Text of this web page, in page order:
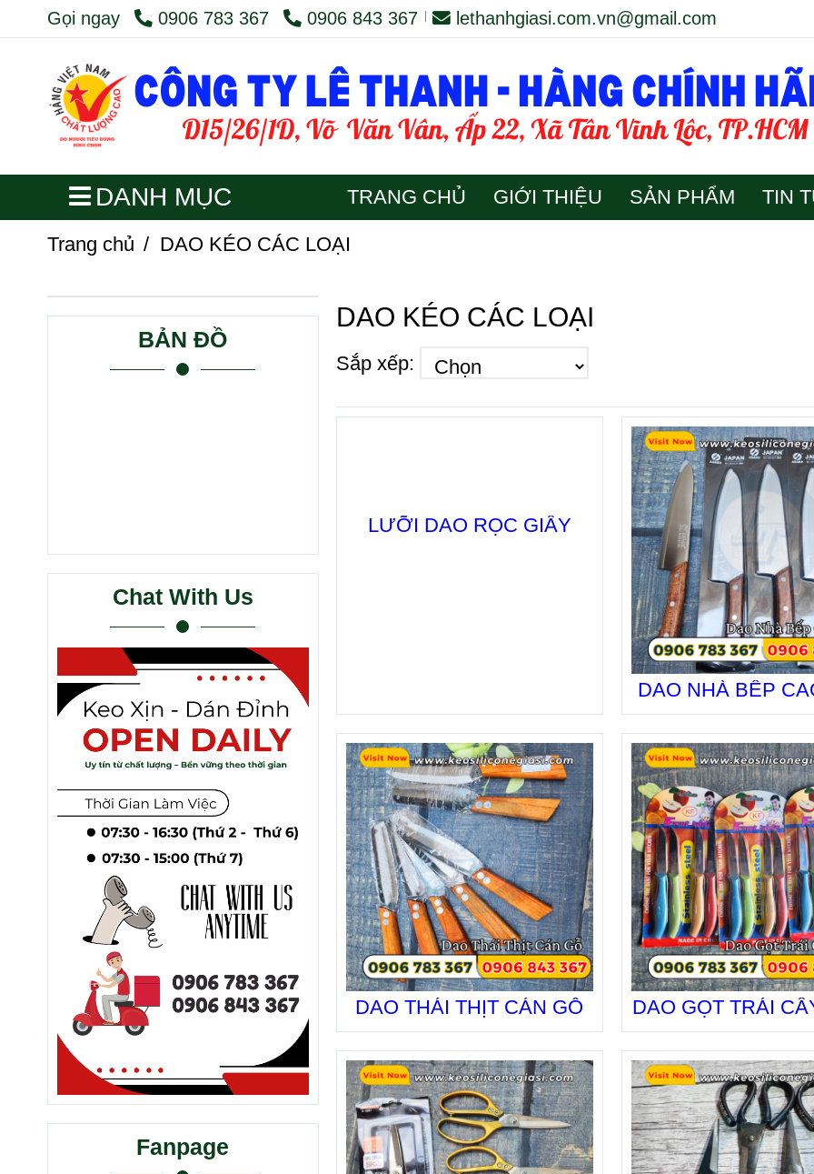
Gọi ngay 0906 783 367 0906 843 367 lethanhgiasi.com.vn@gmail.com
DANH MỤC TRANG CHỦ GIỚI THIỆU SẢN PHẨM TIN
Trang chủ / DAO KÉO CÁC LOẠI
DAO KÉO CÁC LOẠI
Sắp xếp:
LƯỠI DAO RỌC GIẤY
DAO NHÀ BẾP
DAO THÁI THỊT CÁN GỖ DAO GỌT TRÁI
BẢN ĐỒ
Chat With Us
Fanpage